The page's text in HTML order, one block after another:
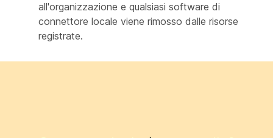
all'organizzazione e qualsiasi software di
connettore locale viene rimosso dalle risorse
registrate.